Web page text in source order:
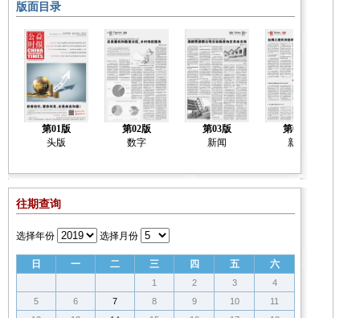
版面目录
第01版
头版
第02版
数字
第03版
新闻
第04版
新闻
往期查询
选择年份 选择月份
日 一 二 三 四 五 六
1 2 3
4
5
6 7 8 9 10
11